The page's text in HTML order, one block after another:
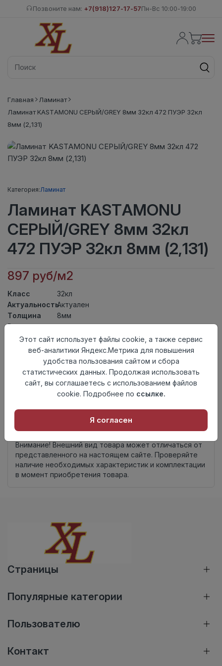
Позвоните нам: +7(918)127-17-57Пн-Вс 10:00-19:00
Главная
Ламинат
Ламинат KASTAMONU СЕРЫЙ/GREY 8мм 32кл 472 ПУЭР 32кл
8мм (2,131)
Категория:Ламинат
Ламинат KASTAMONU
СЕРЫЙ/GREY 8мм 32кл
472 ПУЭР 32кл 8мм (2,131)
897 руб/м2
Класс
32кл
АктуальностьАктуален
Толщина
8мм
Размер
доски
Теплый пол
до +27 градусов
Без фаски
Замок
UniClick
Страна
происхождения
Россия
Осталось34 упак
Внимание! Внешний вид товара может отличаться от
представленного на настоящем сайте. Проверяйте
наличие необходимых характеристик и комплектации
в момент приобретения товара.
Страницы
Популярные категории
Пользователю
Контакт
Этот сайт использует файлы cookie, а также сервис
веб-аналитики Яндекс.Метрика для повышения
удобства пользования сайтом и сбора
статистических данных. Продолжая использовать
сайт, вы соглашаетесь с использованием файлов
cookie. Подробнее по ссылке.
Я согласен